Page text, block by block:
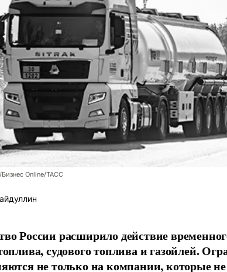
Online/ТАСС
России расширило действие
судового топлива и газойлей.
не только на компании, которые